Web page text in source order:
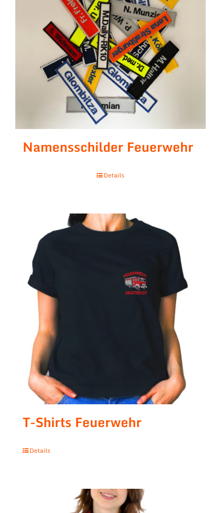
Namensschilder Feuerwehr
Details
T-Shirts Feuerwehr
Details